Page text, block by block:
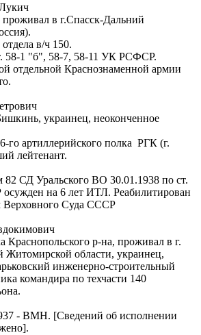
проживал в г.Спасск-Дальний
в/ч 150.
58-1 "б", 58-7, 58-11 УК РСФСР.
отдельной Краснознаменной армии
украинец, неоконченное
го артиллерийского полка РГК (г.
лейтенант.
СД Уральского ВО 30.01.1938 по ст.
на 6 лет ИТЛ. Реабилитирован
Верховного Суда СССР
Краснопольского р-на, проживал в г.
области, украинец,
инженерно-строительный
командира по техчасти 140
- ВМН. [Сведений об исполнении